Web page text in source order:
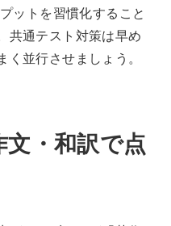
ットを習慣化すること
共通テスト対策は早め
並行させましょう。
・和訳で点